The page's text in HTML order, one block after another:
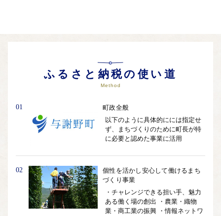
自治体ホームページは
ふるさと納税の使い道
Method
01
町政全般
以下のように具体的にには指定せ
ず、まちづくりのために町長が特
に必要と認めた事業に活用
02
個性を活かし安心して働けるまち
づくり事業
・チャレンジできる担い手、魅力
ある働く場の創出 ・農業・織物
業・商工業の振興 ・情報ネットワ